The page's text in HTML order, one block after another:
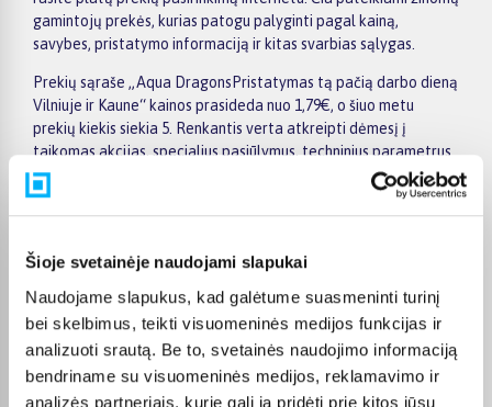
Šioje svetainėje naudojami slapukai
Naudojame slapukus, kad galėtume suasmeninti turinį
bei skelbimus, teikti visuomeninės medijos funkcijas ir
analizuoti srautą. Be to, svetainės naudojimo informaciją
bendriname su visuomeninės medijos, reklamavimo ir
analizės partneriais, kurie gali ją pridėti prie kitos jūsų
gamintojų prekės, kurias patogu palyginti pagal kainą,
savybes, pristatymo informaciją ir kitas svarbias sąlygas.
Prekių sąraše „Aqua DragonsPristatymas tą pačią darbo dieną
Vilniuje ir Kaune“ kainos prasideda nuo 1,79€, o šiuo metu
prekių kiekis siekia 5. Renkantis verta atkreipti dėmesį į
taikomas akcijas, specialius pasiūlymus, techninius parametrus
bei papildomas pirkimo sąlygas, kad būtų lengviau išsirinkti
geriausiai jūsų poreikius atitinkantį variantą.
susiaurinti asortimentą ir greičiau rasti tinkamą prekę.
Vilniuje ir Kaune“ pasiūlymus BIGBOX.LT, palyginkite prekes ir
pirkite internetu patogiai. Pasirinktą prekę pristatysime per jos
aprašyme nurodytą terminą.